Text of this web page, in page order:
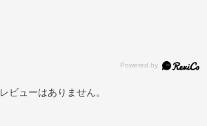
レビューはありません。